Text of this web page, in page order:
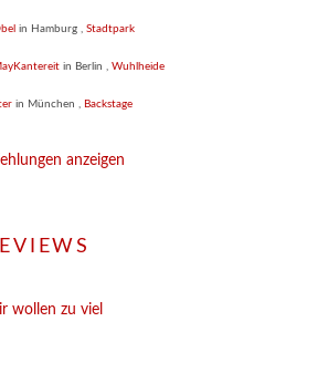
in Hamburg , Stadtpark
in Berlin , Wuhlheide
in München , Backstage
anzeigen